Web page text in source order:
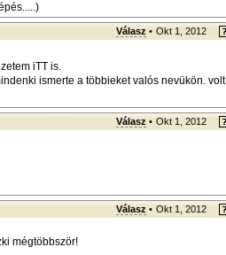
Válasz • Okt 1, 2012
iTT is.
ismerte a többieket valós nevükön. volt
Válasz • Okt 1, 2012
Válasz • Okt 1, 2012
mégtöbbször!